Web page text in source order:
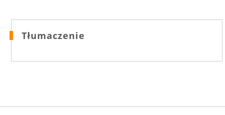
Tłumaczenie